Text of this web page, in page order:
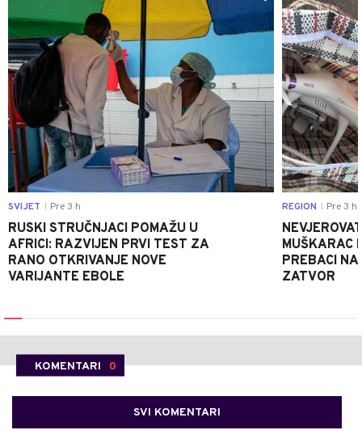
SVIJET Pre 3 h
RUSKI STRUČNJACI POMAŽU U
AFRICI: RAZVIJEN PRVI TEST ZA
RANO OTKRIVANJE NOVE
VARIJANTE EBOLE
REGION Pre 3 h
MUŠKARAC
PREBACI
ZATVOR
KOMENTARI 0
SVI KOMENTARI